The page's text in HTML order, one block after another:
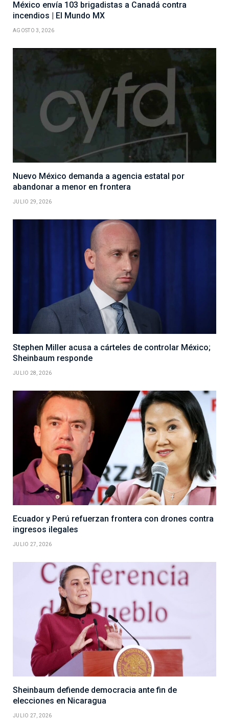
México envía 103 brigadistas a Canadá contra
incendios | El Mundo MX
AGOSTO 3, 2026
Nuevo México demanda a agencia estatal por
abandonar a menor en frontera
JULIO 29, 2026
Stephen Miller acusa a cárteles de controlar México;
Sheinbaum responde
JULIO 28, 2026
Ecuador y Perú refuerzan frontera con drones contra
ingresos ilegales
JULIO 27, 2026
Sheinbaum defiende democracia ante fin de
elecciones en Nicaragua
JULIO 27, 2026